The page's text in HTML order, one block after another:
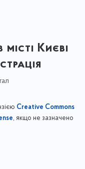
Києві
Creative Commons
, якщо не зазначено